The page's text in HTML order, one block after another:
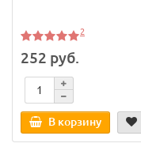
2
252 руб.
В корзину